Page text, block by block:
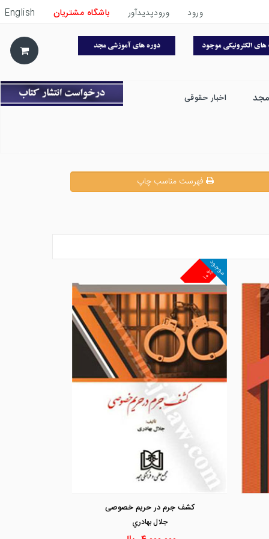
ورود ورودپدیدآور باشگاه مشتریان English
اخبار حقوقی
فهرست مناسب چاپ
مشاهده و خرید
۱۰%
موجود
کشف جرم در حریم خصوصی
جلال بهادري